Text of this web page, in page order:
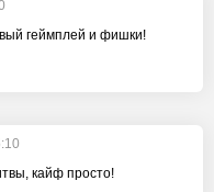
геймплей и фишки!
кайф просто!